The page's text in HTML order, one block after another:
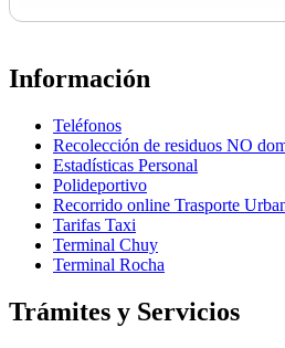
Información
Teléfonos
Recolección de residuos NO
Estadísticas Personal
Polideportivo
Recorrido online Trasporte
Tarifas Taxi
Terminal Chuy
Terminal Rocha
Trámites y Servicios